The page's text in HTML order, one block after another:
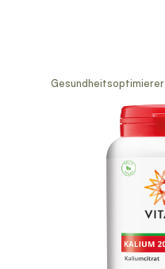
Gesundheitsoptimierer